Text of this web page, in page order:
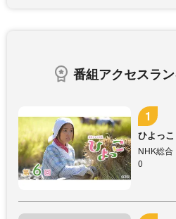
番組アクセスラン
ひよっこ
NHK総
0